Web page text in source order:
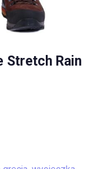
Stretch Rain